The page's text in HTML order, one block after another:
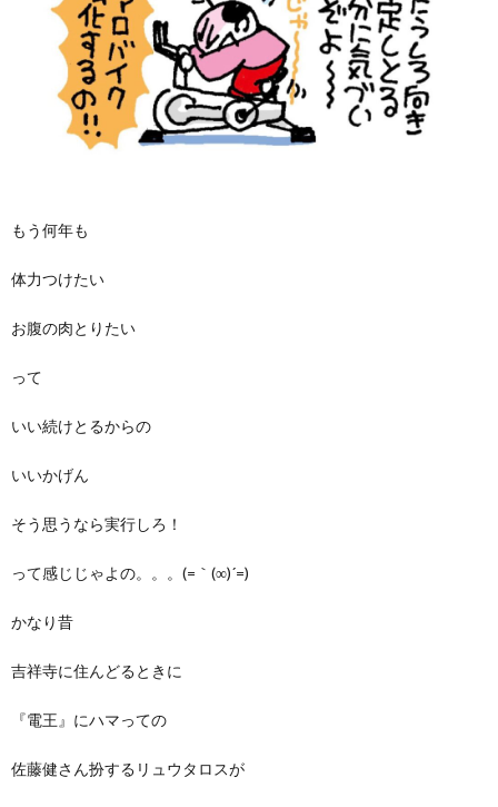
もう何年も
体力つけたい
お腹の肉とりたい
って
いい続けとるからの
いいかげん
そう思うなら実行しろ！
って感じじゃよの。。。(=｀(∞)´=)
かなり昔
吉祥寺に住んどるときに
『電王』にハマっての
佐藤健さん扮するリュウタロスが